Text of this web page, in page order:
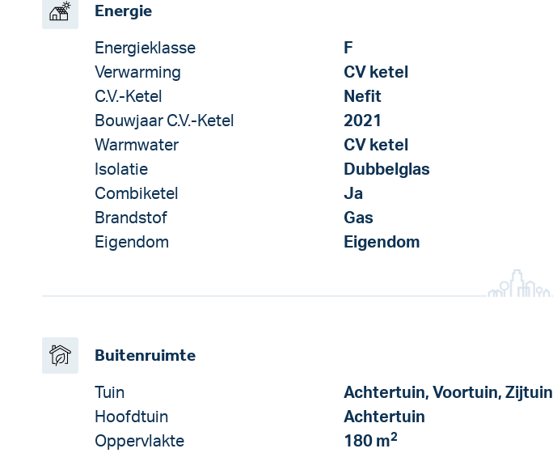
Energie
Energieklasse
F
Verwarming
CV ketel
C.V.-Ketel
Nefit
Bouwjaar C.V.-Ketel
2021
Warmwater
CV ketel
Isolatie
Dubbelglas
Combiketel
Ja
Brandstof
Gas
Eigendom
Eigendom
Buitenruimte
Tuin
Achtertuin, Voortuin, Zijtuin
Hoofdtuin
Achtertuin
Oppervlakte
180 m2